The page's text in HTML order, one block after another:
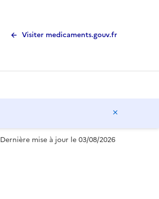
Visiter medicaments.gouv.fr
Dernière mise à jour le 03/08/2026